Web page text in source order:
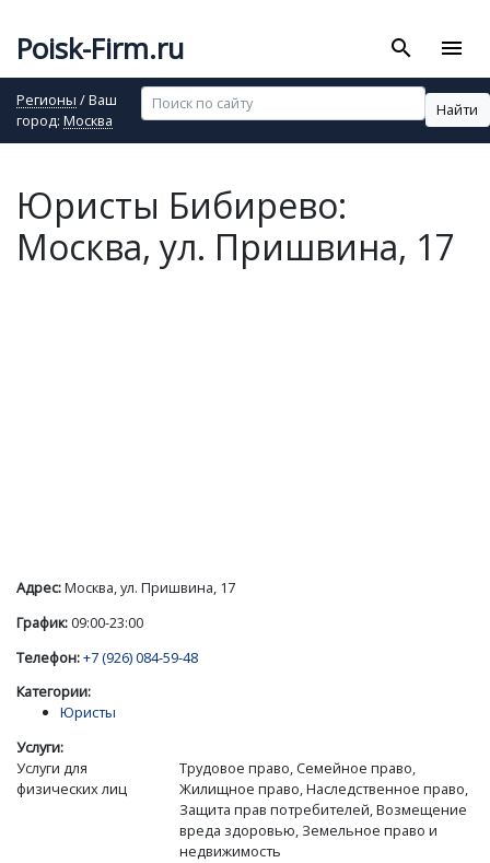
Poisk-Firm.ru search menu
Регионы / Ваш
город: Москва
Найти
Юристы Бибирево:
Москва, ул. Пришвина, 17
Адрес:Москва, ул. Пришвина, 17
График:09:00-23:00
Телефон:+7 (926) 084-59-48
Категории:
Юристы
Услуги:
Услуги для
физических лиц
Трудовое право, Семейное право,
Жилищное право, Наследственное право,
Защита прав потребителей, Возмещение
вреда здоровью, Земельное право и
недвижимость